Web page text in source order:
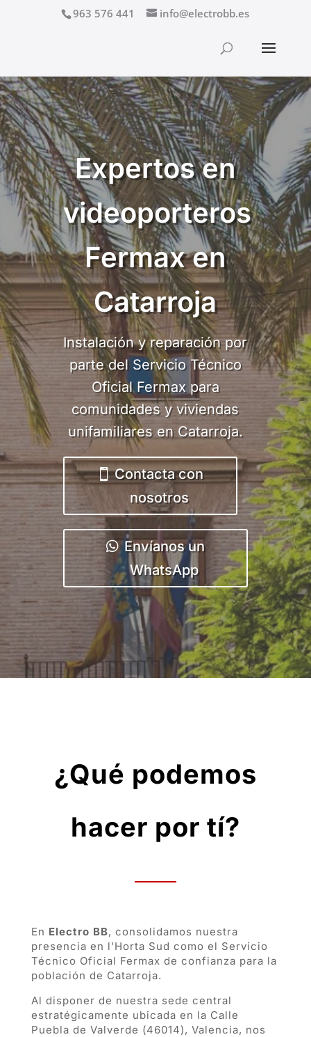
963 576 441 info@electrobb.es
Expertos en
videoporteros
Fermax en
Catarroja
Instalación y reparación por
parte del Servicio Técnico
Oficial Fermax para
comunidades y viviendas
unifamiliares en Catarroja.
Contacta con
nosotros
Envíanos un
WhatsApp
¿Qué podemos
hacer por tí?
En Electro BB, consolidamos nuestra
presencia en l’Horta Sud como el Servicio
Técnico Oficial Fermax de confianza para la
población de Catarroja.
Al disponer de nuestra sede central
estratégicamente ubicada en la Calle
Puebla de Valverde (46014), Valencia, nos